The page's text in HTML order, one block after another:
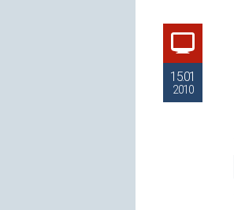
15.01
2010